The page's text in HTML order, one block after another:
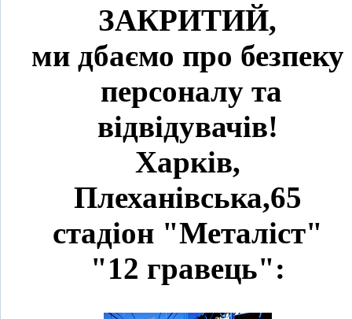
ЗАКРИТИЙ,
ми дбаємо про безпеку
персоналу та
відвідувачів!
Харків,
Плеханівська,65
стадіон "Металіст"
"12 гравець":